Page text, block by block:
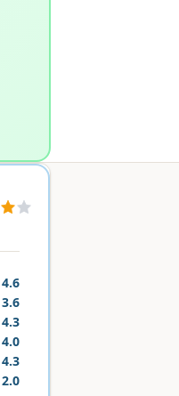
4.6
3.6
4.3
4.0
4.3
2.0